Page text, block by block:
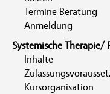
Termine Beratung
Anmeldung
Systemische Therapie/
Inhalte
Kursorganisation